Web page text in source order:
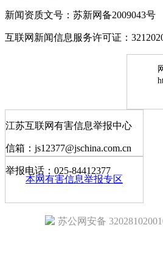
新闻资质文号：苏新网备2009043号
互联网新闻信息服务许可证：
江苏互联网有害信息举报中心
信箱：js12377@jschina.com.cn
举报电话：025-84412377
本网有害信息举报专区
苏公网安备